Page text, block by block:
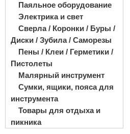
Паяльное оборудование
Электрика и свет
Сверла / Коронки / Буры /
Диски / Зубила / Саморезы
Пены / Клеи / Герметики /
Пистолеты
Малярный инструмент
Сумки, ящики, пояса для
инструмента
Товары для отдыха и
пикника